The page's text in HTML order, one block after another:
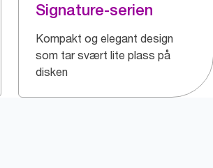
Signature-serien
Kompakt og elegant design
som tar svært lite plass på
disken